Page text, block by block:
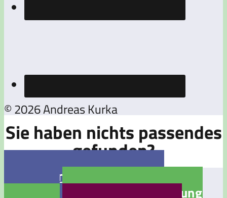
© 2026 Andreas Kurka
Sie haben nichts passendes
gefunden?
Jetzt eine Stellenanzeige
Jetzt eine Bewerbung